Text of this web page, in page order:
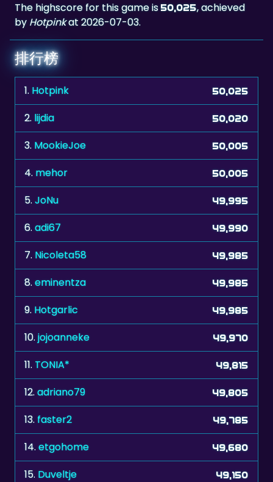
排行榜
1.Hotpink
2.lijdia 50,020
3. MookieJoe 50,005
4.mehor 50,005
5. JoNu 49,995
6. adi67 49,990
7. Nicoleta58 49,985
8. eminentza 49,985
9. Hotgarlic 49,985
10.jojoanneke 49,970
11. TONIA* 49,815
12.adriano79 49,805
13. faster2 49,785
14.etgohome 49,680
15. Duveltje 49,150
16. Mautzi 48,715